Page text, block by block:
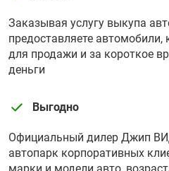
Заказывая услугу выкупа
предоставляете
для продажи и за короткое
деньги
Выгодно
Официальный дилер Джип
автопарк корпоративных
марки и модели авто,